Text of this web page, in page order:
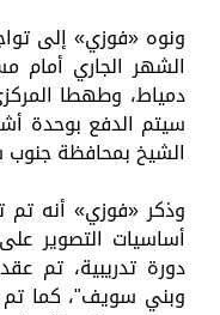
ونوه «فوزي» إلى
الشهر الجاري أمام
دمياط، وطهطا
سيتم الدفع بوحدة
الشيخ بمحافظة جنوب
دورة تدريبية، تم